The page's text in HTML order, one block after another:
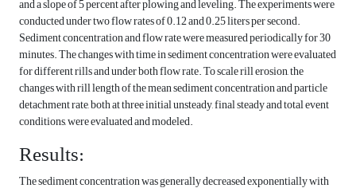
and a slope of 5 percent after plowing and leveling. The experiments were
conducted under two flow rates of 0.12 and 0.25 liters per second.
Sediment concentration and flow rate were measured periodically for 30
minutes. The changes with time in sediment concentration were evaluated
for different rills and under both flow rate. To scale rill erosion, the
changes with rill length of the mean sediment concentration and particle
detachment rate, both at three initial unsteady, final steady and total event
conditions, were evaluated and modeled.
Results:
The sediment concentration was generally decreased exponentially with